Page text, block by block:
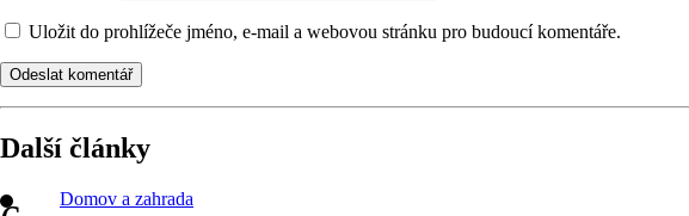
Uložit do prohlížeče jméno, e-mail a webovou stránku pro budoucí komentáře.
Odeslat komentář
Další články
Domov a zahrada